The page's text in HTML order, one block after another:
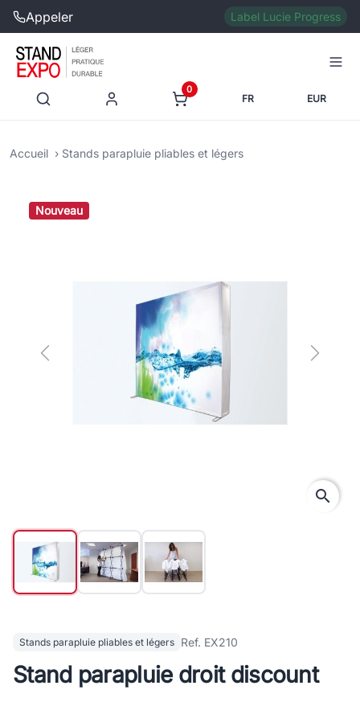
Appeler Label Lucie Progress
0
FR EUR
Accueil Stands parapluie pliables et légers
Nouveau
Previous Next
search
Stands parapluie pliables et légers Ref. EX210
Stand parapluie droit discount